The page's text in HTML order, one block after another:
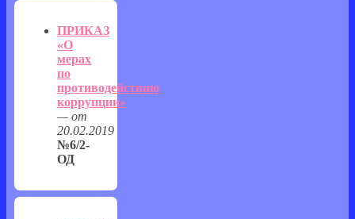
ПРИКАЗ
«О
мерах
по
противодействию
коррупции»
— от
20.02.2019
№6/2-
ОД